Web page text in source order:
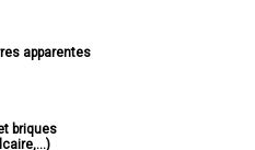
apparentes
briques